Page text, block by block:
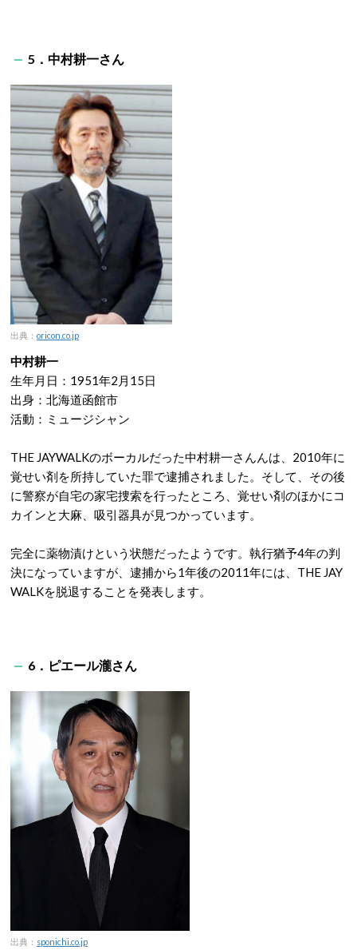
5．中村耕一さん
出典： oricon.co.jp
中村耕一
生年月日：1951年2月15日
出身：北海道函館市
活動：ミュージシャン
THE JAYWALKのボーカルだった中村耕一さんんは、2010年に
覚せい剤を所持していた罪で逮捕されました。そして、その後
に警察が自宅の家宅捜索を行ったところ、覚せい剤のほかにコ
カインと大麻、吸引器具が見つかっています。
完全に薬物漬けという状態だったようです。執行猶予4年の判
決になっていますが、逮捕から1年後の2011年には、THE JAY
WALKを脱退することを発表します。
6．ピエール瀧さん
出典： sponichi.co.jp